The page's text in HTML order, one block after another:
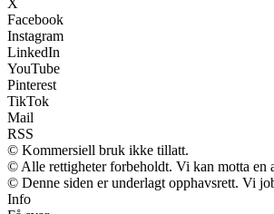
X
Facebook
Instagram
LinkedIn
YouTube
Pinterest
TikTok
Mail
RSS
© Kommersiell bruk ikke tillatt.
© Alle rettigheter forbeholdt. Vi kan motta en
© Denne siden er underlagt opphavsrett. Vi
Info